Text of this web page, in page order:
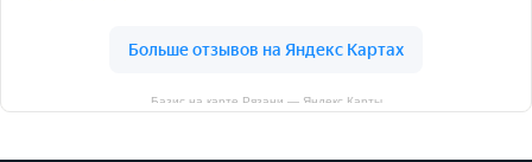
Базис на карте Рязани — Яндекс Карты